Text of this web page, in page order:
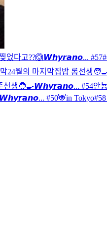
었다고??🙆𝙒𝙝𝙮𝙧𝙖𝙣𝙤... #57
24월의 마지막집밥 롬선생
선생🧑‍🍳𝙒𝙝𝙮𝙧𝙖𝙣𝙤... #54안
𝙒𝙝𝙮𝙧𝙖𝙣𝙤... #50🦌in Tokyo